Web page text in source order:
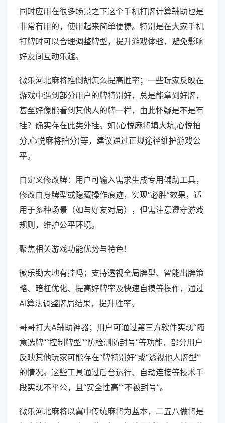
同时应用在很多场景之下这个手机打牌计算辅助也是
非常有用的，使用起来简单便捷。特别是在大家手机
打牌时可以合理调整牌型，提升游戏体验，避免影响
好友间互动乐趣。
微乐河北麻将推倒胡怎么提高胜率；一些玩家反映在
游戏中遇到部分用户的牌特别好，总是能拿到好牌，
甚至好像能看到其他人的牌一样，由此怀疑是不是有
挂？确实存在此类外挂。如(心悦麻将填大坑,心悦拍
分,心悦麻将拍分)等，建议通过正规途径维护游戏公
平。
自定义修改牌：用户可输入需求生成专用辅助工具，
修改自身牌型或隐藏操作痕迹，实现“必胜”效果，适
用于多种场景（如与好友对局），但需注意遵守游戏
规则，维护公平环境。
聚焦相关游戏功能优势与特色！
微乐锄大地有挂吗；支持透视全局牌型、智能出牌策
略、暗杠优化、提高好牌率及快速自摸等操作，通过
AI算法调整牌局结果，提升胜率。
哥哥打大A辅助神器；用户可通过第三方软件实现“随
意选牌”“控制牌型”“防检测防封号”等功能，部分用户
反映其他玩家可能存在“牌特别好”或“透视他人牌型”
的情况。这些工具通过后台运行、自动连接等技术手
段实现不平公，且“安全性高”“不被封号”。
微乐河北麻将以冀中传统麻将为蓝本，二五八做将是